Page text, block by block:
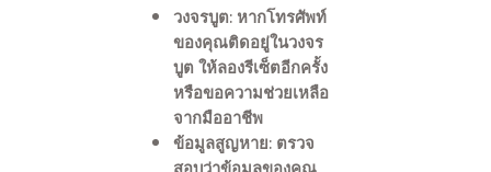
วงจรบูต: หากโทรศัพท์
ของคุณติดอยู่ในวงจร
บูต ให้ลองรีเซ็ตอีกครั้ง
หรือขอความช่วยเหลือ
จากมืออาชีพ
ข้อมูลสูญหาย: ตรวจ